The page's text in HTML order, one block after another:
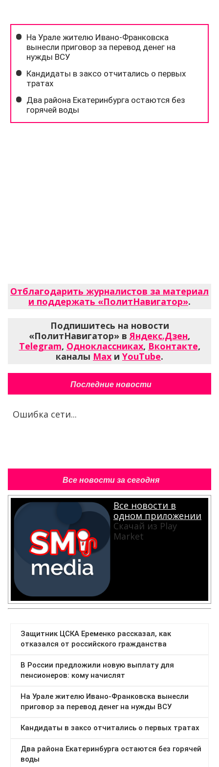
Отблагодарить журналистов за материал
и поддержать «ПолитНавигатор».
Подпишитесь на новости
«ПолитНавигатор» в Яндекс.Дзен,
Telegram, Одноклассниках, Вконтакте,
каналы Max и YouTube.
Последние новости
Ошибка сети...
Все новости за сегодня
Все новости в
одном приложении
Скачай из Play
Market